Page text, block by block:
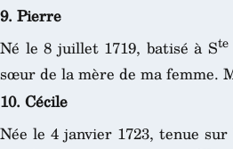
9. Pierre
Né le 8 juillet 1719, batisé à Ste
sœur de la mère de ma femme.
10. Cécile
Née le 4 janvier 1723, tenue sur